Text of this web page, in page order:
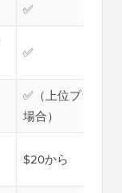
✅
✅
✅（上位プランの
場合）
$20から